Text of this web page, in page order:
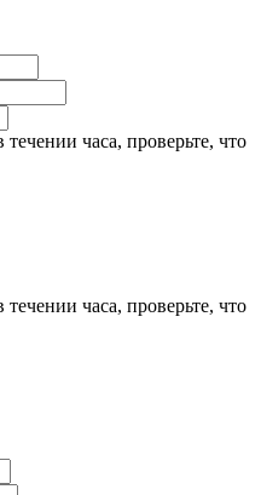
часа, проверьте, что
часа, проверьте, что